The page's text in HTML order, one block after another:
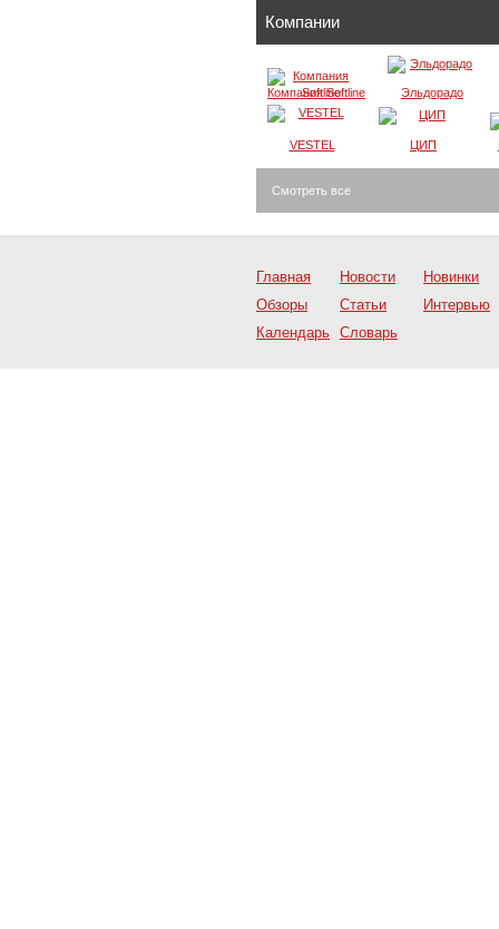
Компании
Компания Softline Эльдорадо
VESTEL ЦИП
Смотреть все
Главная Новости
Новинки
Обзоры
Статьи
Интервью
Календарь Словарь